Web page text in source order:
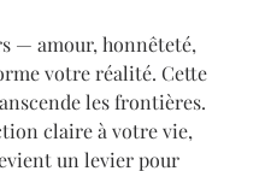
— amour, honnêteté,
votre réalité. Cette
les frontières.
claire à votre vie,
un levier pour